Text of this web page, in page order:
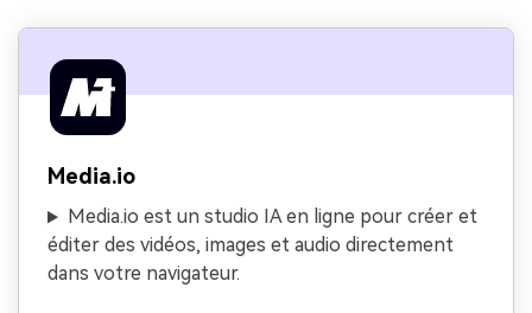
Media.io
Media.io est un studio IA en ligne pour créer et
éditer des vidéos, images et audio directement
dans votre navigateur.